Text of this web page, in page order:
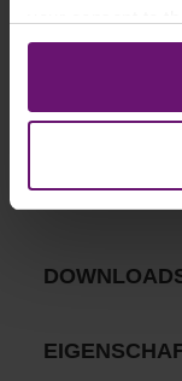
store to our
Schöppingen,
to you personally,
MM LANG